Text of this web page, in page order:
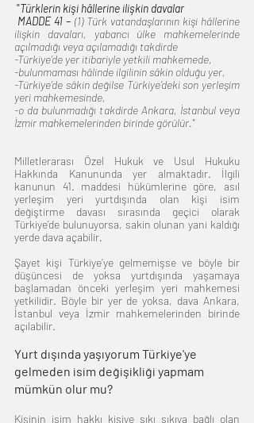
"Türklerin kişi hâllerine ilişkin davalar
MADDE 41 – (1) Türk vatandaşlarının kişi hâllerine
ilişkin davaları, yabancı ülke mahkemelerinde
açılmadığı veya açılamadığı takdirde
-Türkiye’de yer itibariyle yetkili mahkemede,
-bulunmaması hâlinde ilgilinin sâkin olduğu yer,
-Türkiye’de sâkin değilse Türkiye’deki son yerleşim
yeri mahkemesinde,
-o da bulunmadığı takdirde Ankara, İstanbul veya
İzmir mahkemelerinden birinde görülür."
Milletlerarası Özel Hukuk ve Usul Hukuku
Hakkında Kanununda yer almaktadır. İlgili
kanunun 41. maddesi hükümlerine göre, asıl
yerleşim yeri yurtdışında olan kişi isim
değiştirme davası sırasında geçici olarak
Türkiye’de bulunuyorsa, sakin olunan yani kaldığı
yerde dava açabilir.
Şayet kişi Türkiye’ye gelmemişse ve böyle bir
düşüncesi de yoksa yurtdışında yaşamaya
başlamadan önceki yerleşim yeri mahkemesi
yetkilidir. Böyle bir yer de yoksa, dava Ankara,
İstanbul veya İzmir mahkemelerinden birinde
açılabilir.
Yurt dışında yaşıyorum Türkiye'ye
gelmeden isim değişikliği yapmam
mümkün olur mu?
Kişinin isim hakkı kişiye sıkı sıkıya bağlı olan